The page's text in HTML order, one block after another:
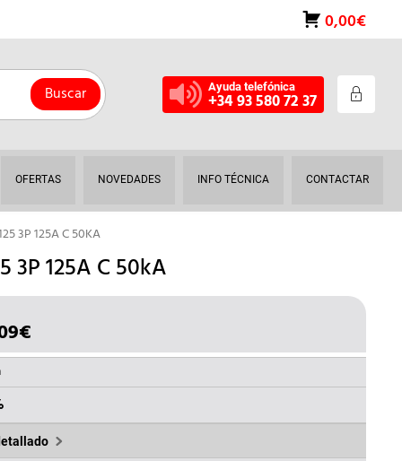
0,00€
Buscar Ayuda telefónica
+34 93 580 72 37
OFERTAS NOVEDADES INFO TÉCNICA CONTACTAR
3P 125A C 50KA
3P 125A C 50kA
€EL
PRECIO
ES: